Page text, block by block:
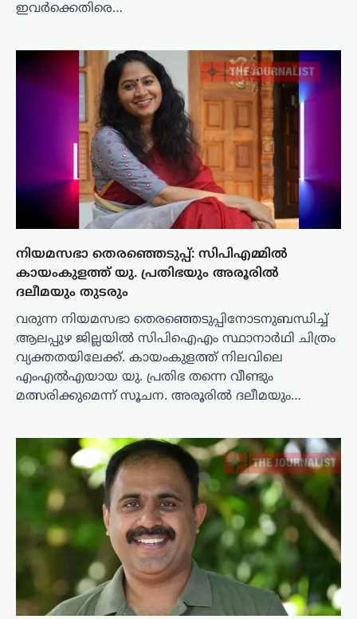
ഇവര്‍ക്കെതിരെ…
നിയമസഭാ തെരഞ്ഞെടുപ്പ്: സിപിഎമ്മിൽ
കായംകുളത്ത് യു. പ്രതിഭയും അരൂരിൽ
ദലീമയും തുടരും
വരുന്ന നിയമസഭാ തെരഞ്ഞെടുപ്പിനോടനുബന്ധിച്ച്
ആലപ്പുഴ ജില്ലയിൽ സിപിഐഎം സ്ഥാനാർഥി ചിത്രം
വ്യക്തതയിലേക്ക്. കായംകുളത്ത് നിലവിലെ
എംഎൽഎയായ യു. പ്രതിഭ തന്നെ വീണ്ടും
മത്സരിക്കുമെന്ന് സൂചന. അരൂരിൽ ദലീമയും…